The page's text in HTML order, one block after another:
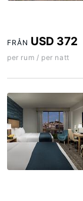
FRÅN USD 372
per rum / per natt